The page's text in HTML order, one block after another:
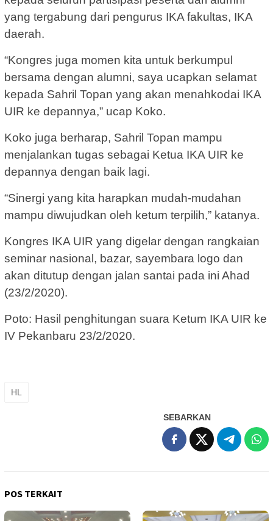
yang tergabung dari pengurus IKA fakultas, IKA
daerah.
“Kongres juga momen kita untuk berkumpul
bersama dengan alumni, saya ucapkan selamat
kepada Sahril Topan yang akan menahkodai IKA
UIR ke depannya,” ucap Koko.
Koko juga berharap, Sahril Topan mampu
menjalankan tugas sebagai Ketua IKA UIR ke
depannya dengan baik lagi.
“Sinergi yang kita harapkan mudah-mudahan
mampu diwujudkan oleh ketum terpilih,” katanya.
Kongres IKA UIR yang digelar dengan rangkaian
seminar nasional, bazar, sayembara logo dan
akan ditutup dengan jalan santai pada ini Ahad
(23/2/2020).
Poto: Hasil penghitungan suara Ketum IKA UIR ke
IV Pekanbaru 23/2/2020.
HL
SEBARKAN
POS TERKAIT